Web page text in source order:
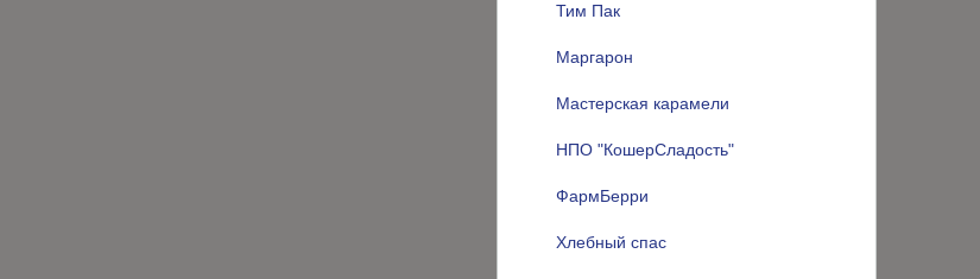
Тим Пак
Маргарон
Мастерская карамели
НПО "КошерСладость"
ФармБерри
Хлебный спас